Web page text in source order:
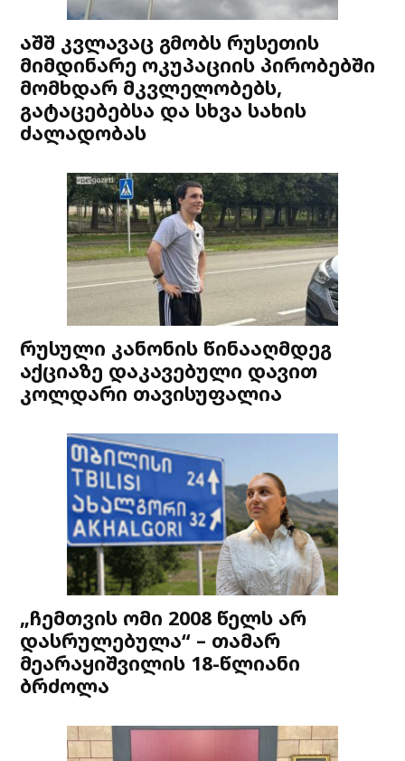
აშშ კვლავაც გმობს რუსეთის
მიმდინარე ოკუპაციის პირობებში
მომხდარ მკვლელობებს,
გატაცებებსა და სხვა სახის
ძალადობას
რუსული კანონის წინააღმდეგ
აქციაზე დაკავებული დავით
კოლდარი თავისუფალია
„ჩემთვის ომი 2008 წელს არ
დასრულებულა“ – თამარ
მეარაყიშვილის 18-წლიანი
ბრძოლა